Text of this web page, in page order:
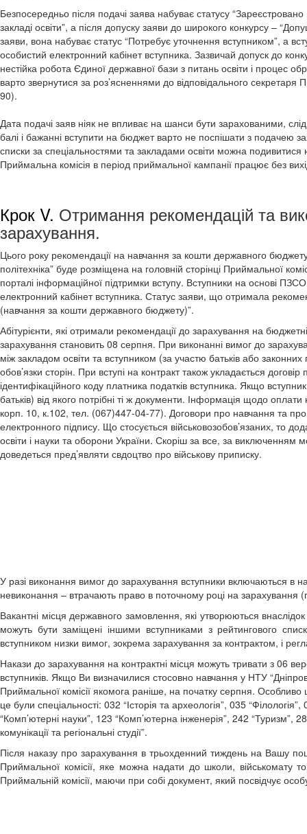
Безпосередньо після подачі заява набуває статусу
закладі освіти”, а після допуску заяви до широкого конкурсу –
заяви, вона набуває статус “Потребує уточнення вступником”, а
особистий електронний кабінет вступника. Зазвичай допуск до
нестійка робота Єдиної державної бази з питань освіти і процес
варто звернутися за роз’ясненнями до відповідального
90).
Дата подачі заяв ніяк не впливає на шанси бути зарахованими,
балі і бажанні вступити на бюджет варто не поспішати з подачею
списки за спеціальностями та закладами освіти можна
Приймальна комісія в період приймальної кампанії працює без
Крок V. Отримання рекомендацій та
зарахування.
Цього року рекомендації на навчання за кошти державного
політехніка” буде розміщена на головній сторінці Приймальної
порталі інформаційної підтримки вступу. Вступники на основі
електронний кабінет вступника. Статус заяви, що отримала
(навчання за кошти державного бюджету)”.
Абітурієнти, які отримали рекомендації до зарахування на
зарахування становить 08 серпня. При виконанні вимог до
між закладом освіти та вступником (за участю батьків або
обов’язки сторін. При вступі на контракт також укладається
ідентифікаційного коду платника податків вступника. Якщо
батьків) від якого потрібні ті ж документи. Інформація щодо
корп. 10, к.102, тел. (067)447-04-77). Договори про навчання та
електронного підпису. Що стосується військовозобов’язаних, то
освіти і науки та оборони України. Скоріш за все, за виключенням
доведеться пред’являти свдоцтво про військову приписку.
У разі виконання вимог до зарахування вступники включаються в
невиконання – втрачають право в поточному році на
Вакантні місця державного замовлення, які утворюються
можуть бути заміщені іншими вступниками з рейтингового
вступником низки вимог, зокрема зарахування за контрактом, і
Накази до зарахування на контрактні місця можуть тривати з 06
вступників. Якщо Ви визначилися стосовно навчання у НТУ
Приймальної комісії якомога раніше, на початку серпня.
це були спеціальності: 032 “Історія та археологія”, 035
“Комп’ютерні науки”, 123 “Комп’ютерна інженерія”, 242 “Туризм”,
комунікації та регіональні студії”.
Після наказу про зарахування в трьохденний тиждень на Вашу
Приймальної комісії, яке можна надати до школи,
Приймальній комісії, маючи при собі документ, який посвідчує